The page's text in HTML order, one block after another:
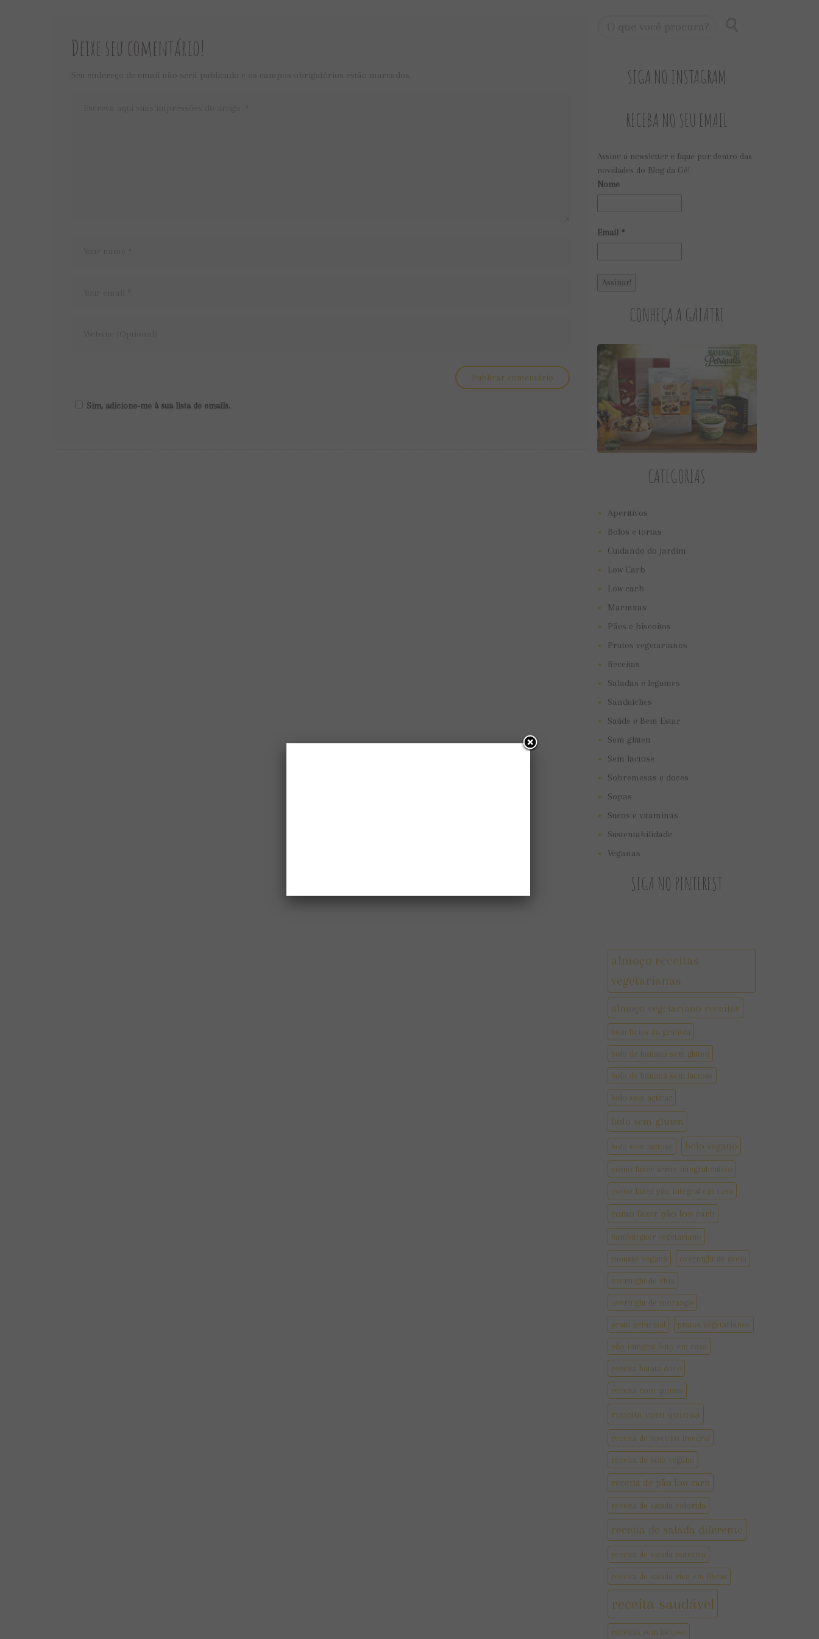
Deixe seu comentário!
Seu endereço de email não será publicado e os campos obrigatórios estão marcados.
Sim, adicione-me à sua lista de emails.
SIGA NO INSTAGRAM
RECEBA NO SEU EMAIL
Assine a newsletter e fique por dentro das
novidades do Blog da Gê!
Nome
Email *
CONHEÇA A GAIATRI
CATEGORIAS
Aperitivos
Bolos e tortas
Cuidando do jardim
Low Carb
Low carb
Marmitas
Pães e biscoitos
Pratos vegetarianos
Receitas
Saladas e legumes
Sanduíches
Saúde e Bem Estar
Sem glúten
Sem lactose
Sobremesas e doces
Sopas
Sucos e vitaminas
Sustentabilidade
Veganas
SIGA NO PINTEREST
almoço receitas
vegetarianas
almoço vegetariano receitas
benefícios da granola
bolo de banana sem gluten
bolo de banana sem lactose
bolo sem açúcar
bolo sem gluten
bolo sem lactose bolo vegano
como fazer arroz integral cateto
como fazer pão integral em casa
como fazer pão low carb
hamburguer vegetariano
mousse vegana overnight de aveia
overnight de chia
overnight de morango
prato principal pratos vegetarianos
pão integral feito em casa
receita batata doce
receita com quinoa
receita com quinua
receita de biscoito integral
receita de bolo vegano
receita de pão low carb
receita de salada colorida
receita de salada diferente
receita de salada nutritiva
receita de salada rica em fibras
receita saudável
receitas sem lactose